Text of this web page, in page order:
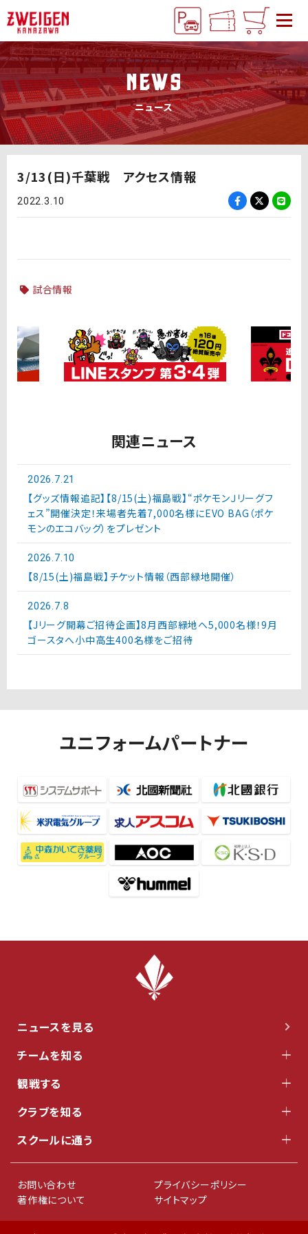
NEWS
ニュース
3/13(日)千葉戦 アクセス情報
2022.3.10
試合情報
関連ニュース
2026.7.21
【グッズ情報追記】【8/15(土)福島戦】“ポケモンＪリーグフ
ェス”開催決定！来場者先着7,000名様にEVO BAG（ポケ
モンのエコバッグ）をプレゼント
2026.7.10
【8/15(土)福島戦】チケット情報（西部緑地開催）
2026.7.8
【Jリーグ開幕ご招待企画】8月西部緑地へ5,000名様！9月
ゴースタへ小中高生400名様をご招待
ユニフォームパートナー
ニュースを見る
チームを知る
観戦する
クラブを知る
スクールに通う
お問い合わせ
プライバシーポリシー
著作権について
サイトマップ